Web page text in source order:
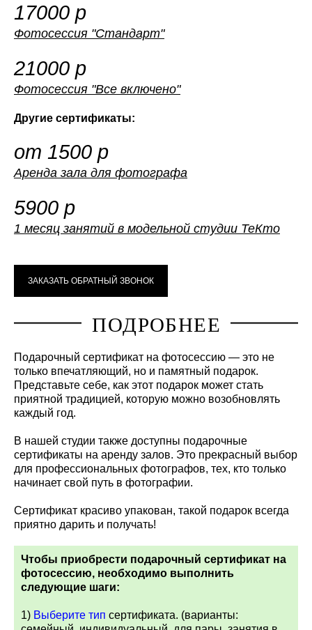
17000 р
Фотосессия "Стандарт"
21000 р
Фотосессия "Все включено"
Другие сертификаты:
от 1500 р
Аренда зала для фотографа
5900 р
1 месяц занятий в модельной студии ТеКто
ЗАКАЗАТЬ ОБРАТНЫЙ ЗВОНОК
ПОДРОБНЕЕ
Подарочный сертификат на фотосессию — это не
только впечатляющий, но и памятный подарок.
Представьте себе, как этот подарок может стать
приятной традицией, которую можно возобновлять
каждый год.
В нашей студии также доступны подарочные
сертификаты на аренду залов. Это прекрасный выбор
для профессиональных фотографов, тех, кто только
начинает свой путь в фотографии.
Сертификат красиво упакован, такой подарок всегда
приятно дарить и получать!
Чтобы приобрести подарочный сертификат на
фотосессию, необходимо выполнить
следующие шаги:
1) Выберите тип сертификата. (варианты: